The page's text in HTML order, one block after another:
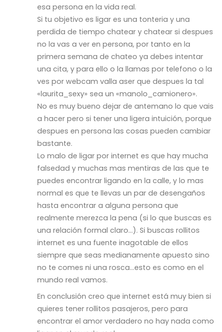
esa persona en la vida real.
Si tu objetivo es ligar es una tonteria y una
perdida de tiempo chatear y chatear si despues
no la vas a ver en persona, por tanto en la
primera semana de chateo ya debes intentar
una cita, y para ello o la llamas por telefono o la
ves por webcam valla aser que despues la tal
«laurita_sexy» sea un «manolo_camionero».
No es muy bueno dejar de antemano lo que vais
a hacer pero si tener una ligera intuición, porque
despues en persona las cosas pueden cambiar
bastante.
Lo malo de ligar por internet es que hay mucha
falsedad y muchas mas mentiras de las que te
puedes encontrar ligando en la calle, y lo mas
normal es que te llevas un par de desengaños
hasta encontrar a alguna persona que
realmente merezca la pena (si lo que buscas es
una relación formal claro…). Si buscas rollitos
internet es una fuente inagotable de ellos
siempre que seas medianamente apuesto sino
no te comes ni una rosca…esto es como en el
mundo real vamos.
En conclusión creo que internet está muy bien si
quieres tener rollitos pasajeros, pero para
encontrar el amor verdadero no hay nada como